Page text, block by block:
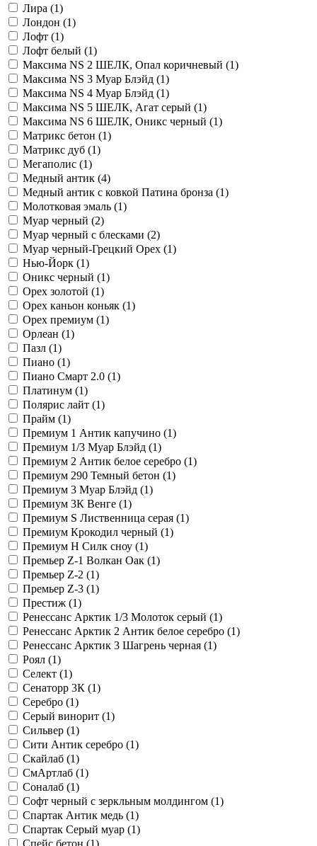
Лира (1)
Лондон (1)
Лофт (1)
Лофт белый (1)
Максима NS 2 ШЕЛК, Опал коричневый (1)
Максима NS 3 Муар Блэйд (1)
Максима NS 4 Муар Блэйд (1)
Максима NS 5 ШЕЛК, Агат серый (1)
Максима NS 6 ШЕЛК, Оникс черный (1)
Матрикс бетон (1)
Матрикс дуб (1)
Мегаполис (1)
Медный антик (4)
Медный антик с ковкой Патина бронза (1)
Молотковая эмаль (1)
Муар черный (2)
Муар черный с блесками (2)
Муар черный-Грецкий Орех (1)
Нью-Йорк (1)
Оникс черный (1)
Орех золотой (1)
Орех каньон коньяк (1)
Орех премиум (1)
Орлеан (1)
Пазл (1)
Пиано (1)
Пиано Смарт 2.0 (1)
Платинум (1)
Полярис лайт (1)
Прайм (1)
Премиум 1 Антик капучино (1)
Премиум 1/3 Муар Блэйд (1)
Премиум 2 Антик белое серебро (1)
Премиум 290 Темный бетон (1)
Премиум 3 Муар Блэйд (1)
Премиум 3К Венге (1)
Премиум S Лиственница серая (1)
Премиум Крокодил черный (1)
Премиум Н Силк сноу (1)
Премьер Z-1 Волкан Оак (1)
Премьер Z-2 (1)
Премьер Z-3 (1)
Престиж (1)
Ренессанс Арктик 1/3 Молоток серый (1)
Ренессанс Арктик 2 Антик белое серебро (1)
Ренессанс Арктик 3 Шагрень черная (1)
Роял (1)
Селект (1)
Сенаторр 3К (1)
Серебро (1)
Серый винорит (1)
Сильвер (1)
Сити Антик серебро (1)
Скайлаб (1)
СмАртлаб (1)
Соналаб (1)
Софт черный с зеркльным молдингом (1)
Спартак Антик медь (1)
Спартак Серый муар (1)
Спейс бетон (1)